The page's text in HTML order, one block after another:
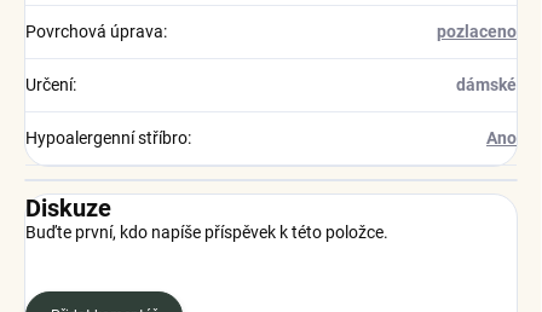
Povrchová úprava: pozlaceno
Určení: dámské
Hypoalergenní stříbro: Ano
Diskuze
Buďte první, kdo napíše příspěvek k této položce.